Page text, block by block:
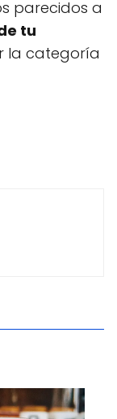
parecidos a
tu
la categoría